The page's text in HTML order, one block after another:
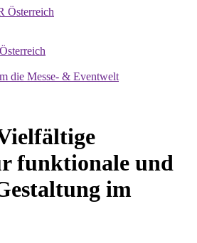
die Messe- & Eventwelt
funktionale und
im